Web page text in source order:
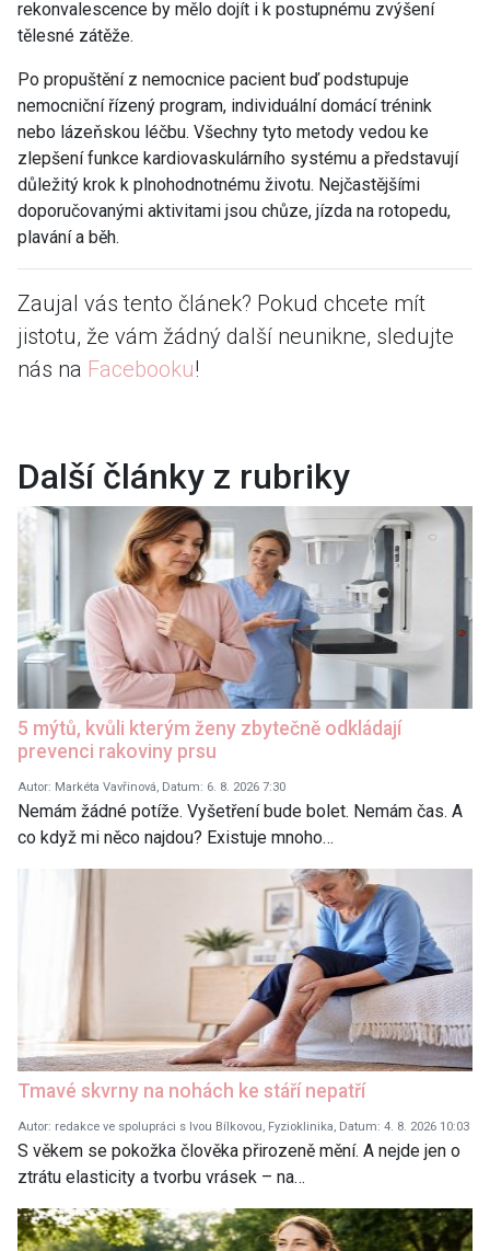
rekonvalescence by mělo dojít i k postupnému zvýšení
tělesné zátěže.
Po propuštění z nemocnice pacient buď podstupuje
nemocniční řízený program, individuální domácí trénink
nebo lázeňskou léčbu. Všechny tyto metody vedou ke
zlepšení funkce kardiovaskulárního systému a představují
důležitý krok k plnohodnotnému životu. Nejčastějšími
doporučovanými aktivitami jsou chůze, jízda na rotopedu,
plavání a běh.
Zaujal vás tento článek? Pokud chcete mít
jistotu, že vám žádný další neunikne, sledujte
nás na Facebooku!
Další články z rubriky
5 mýtů, kvůli kterým ženy zbytečně odkládají
prevenci rakoviny prsu
Autor: Markéta Vavřinová, Datum: 6. 8. 2026 7:30
Nemám žádné potíže. Vyšetření bude bolet. Nemám čas. A
co když mi něco najdou? Existuje mnoho…
Tmavé skvrny na nohách ke stáří nepatří
Autor: redakce ve spolupráci s Ivou Bílkovou, Fyzioklinika, Datum: 4. 8. 2026 10:03
S věkem se pokožka člověka přirozeně mění. A nejde jen o
ztrátu elasticity a tvorbu vrásek – na…